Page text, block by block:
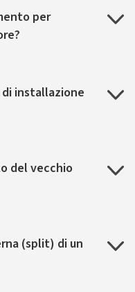
per
di installazione
del vecchio
(split) di un